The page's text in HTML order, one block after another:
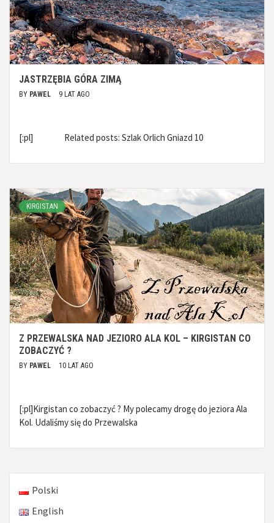
JASTRZĘBIA GÓRA ZIMĄ
BY PAWEL 9 LAT AGO
[:pl] Related posts: Szlak Orlich Gniazd 10
KIRGISTAN
Z PRZEWALSKA NAD JEZIORO ALA KOL – KIRGISTAN CO
ZOBACZYĆ ?
BY PAWEL 10 LAT AGO
[:pl]Kirgistan co zobaczyć ? My polecamy drogę do jeziora Ala
Kol. Udaliśmy się do Przewalska
Polski
English